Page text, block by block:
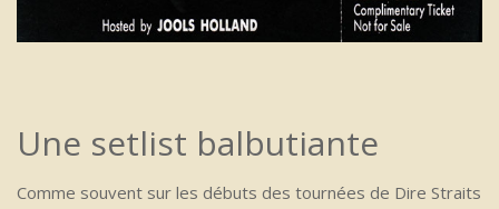
Une setlist balbutiante
Comme souvent sur les débuts des tournées de Dire Straits